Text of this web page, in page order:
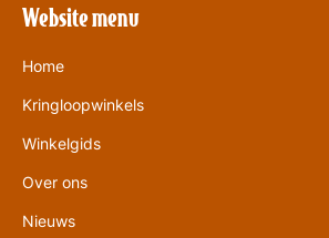
Website menu
Home
Kringloopwinkels
Winkelgids
Over ons
Nieuws